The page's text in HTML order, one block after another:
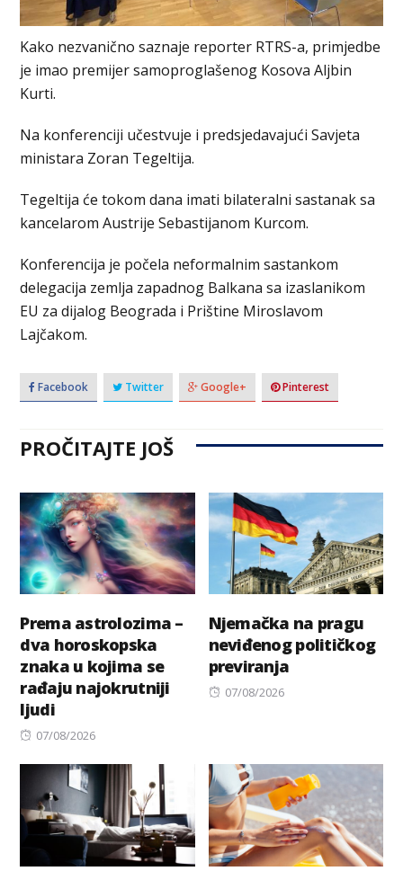
Kako nezvanično saznaje reporter RTRS-a, primjedbe
je imao premijer samoproglašenog Kosova Aljbin
Kurti.
Na konferenciji učestvuje i predsjedavajući Savjeta
ministara Zoran Tegeltija.
Tegeltija će tokom dana imati bilateralni sastanak sa
kancelarom Austrije Sebastijanom Kurcom.
Konferencija je počela neformalnim sastankom
delegacija zemlja zapadnog Balkana sa izaslanikom
EU za dijalog Beograda i Prištine Miroslavom
Lajčakom.
Facebook Twitter Google+ Pinterest
PROČITAJTE JOŠ
Prema astrolozima –
dva horoskopska
znaka u kojima se
rađaju najokrutniji
ljudi
Posted
07/08/2026
Njemačka na pragu
neviđenog političkog
previranja
Posted
07/08/2026